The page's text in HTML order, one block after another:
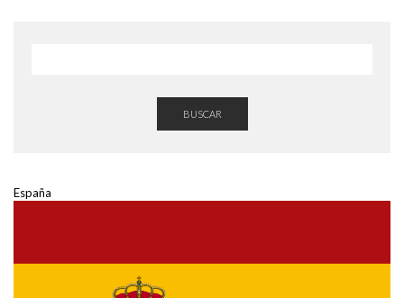
BUSCAR
España